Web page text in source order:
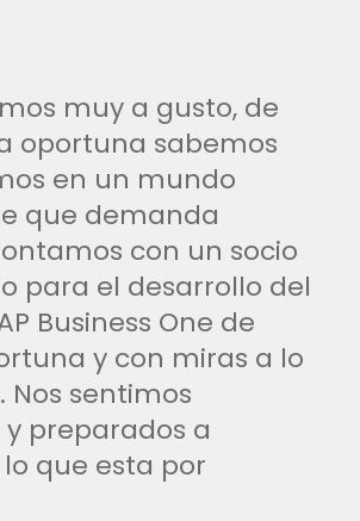
muy a gusto, de
oportuna sabemos
en un mundo
que demanda
con un socio
para el desarrollo del
Business One de
y con miras a lo
Nos sentimos
preparados a
que esta por